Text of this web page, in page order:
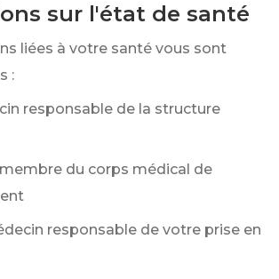
sur l'état de santé
liées à votre santé vous sont
:
responsable de la structure
du corps médical de
responsable de votre prise en